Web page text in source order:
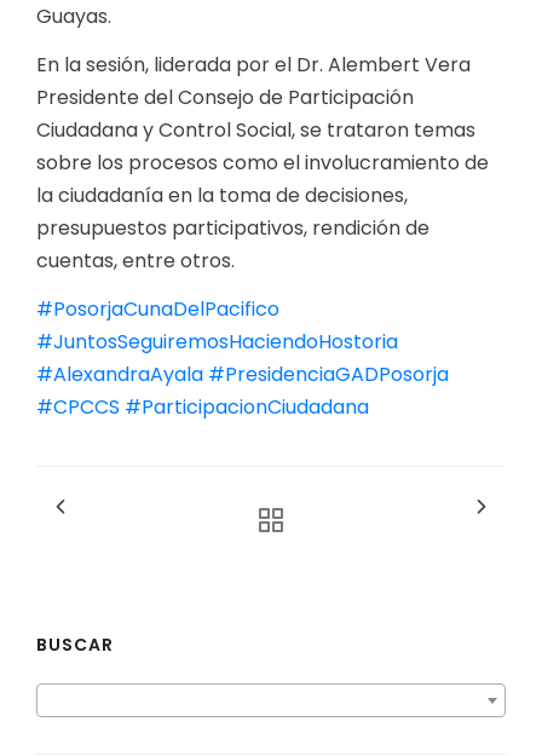
Guayas.
En la sesión, liderada por el Dr. Alembert Vera
Presidente del Consejo de Participación
Ciudadana y Control Social, se trataron temas
sobre los procesos como el involucramiento de
la ciudadanía en la toma de decisiones,
presupuestos participativos, rendición de
cuentas, entre otros.
#PosorjaCunaDelPacifico
#JuntosSeguiremosHaciendoHostoria
#AlexandraAyala #PresidenciaGADPosorja
#CPCCS #ParticipacionCiudadana
BUSCAR